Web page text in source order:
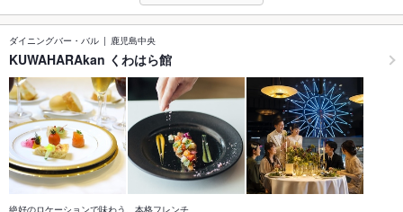
ダイニングバー・バル 鹿児島中央
KUWAHARAkan くわはら館
絶好のロケーションで味わう、本格フレンチ